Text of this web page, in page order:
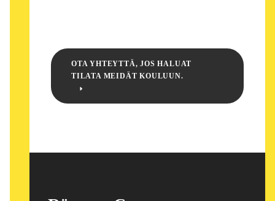
OTA YHTEYTTÄ, JOS HALUAT
TILATA MEIDÄT KOULUUN.